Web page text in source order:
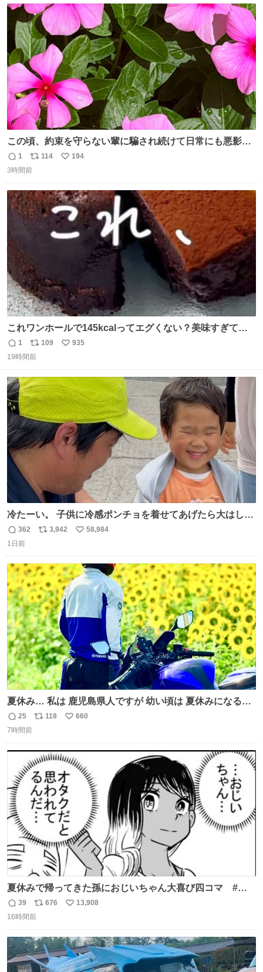
が知る香水よりも単純な組成で、その大部分は薔薇、菫、
ベルガモット、
ト
数
数
この頃、約束を守らない輩に騙され続けて日常にも悪影響
が出てきて仕事も出来ずでストレスマックス。 解決には断
ち切るのみ。 そんな時に美しい光景は救いの刻です。 人様
気もない。 実直に生きる！ 今日も嘘に負けずに頑張りま
す。 #LUNE #約束
返
信
1
リ
ポ
ト
数
114
い
数
194
3時間前
これワンホールで145kcalってエグくない？美味すぎて毎
日食べてるけど、次の日体重測ったら痩せてるの嬉しすぎ
る😭 レシピリプ⬇️
返
信
1
リ
ポ
ト
数
109
い
数
935
19時間前
冷たーい。 子供に冷感ポンチョを着せてあげたら大はしゃ
ぎで喜んでくれました。 こんな素敵な代物を提供してくれ
た山口県の恩師に感謝。
返
信
362
リ
ト
数
3,942
い
数
58,984
1日前
夏休み… 私は 鹿児島県人ですが 幼い頃は 夏休みになると
母の郷… 山梨へ遊びに行くのが楽しみでした 母の実家へ 1
ヶ月近く泊まって … … 今の私は 医療従事者 お盆休み？ﾅﾆ
景 淡い記憶 そんな思い出の風景… ありますか？
返
信
25
リ
ト
数
118
い
数
660
7時間前
夏休みで帰ってきた孫におじいちゃん大喜び四コマ #四
コマ漫画 #Web漫画 #漫画が読めるハッシュタグ
返
信
39
リ
ポ
ト
数
676
い
数
13,908
16時間前